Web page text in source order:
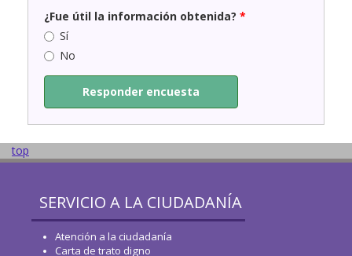
¿Fue útil la información obtenida? *
Sí
No
Responder encuesta
top
SERVICIO A LA CIUDADANÍA
Atención a la ciudadanía
Carta de trato digno